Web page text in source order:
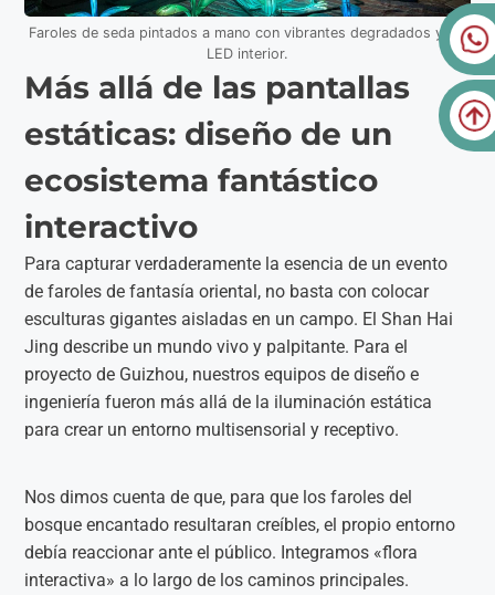
Faroles de seda pintados a mano con vibrantes degradados y luz
LED interior.
Más allá de las pantallas
estáticas: diseño de un
ecosistema fantástico
interactivo
Para capturar verdaderamente la esencia de un evento
de faroles de fantasía oriental, no basta con colocar
esculturas gigantes aisladas en un campo. El Shan Hai
Jing describe un mundo vivo y palpitante. Para el
proyecto de Guizhou, nuestros equipos de diseño e
ingeniería fueron más allá de la iluminación estática
para crear un entorno multisensorial y receptivo.
Nos dimos cuenta de que, para que los faroles del
bosque encantado resultaran creíbles, el propio entorno
debía reaccionar ante el público. Integramos «flora
interactiva» a lo largo de los caminos principales.